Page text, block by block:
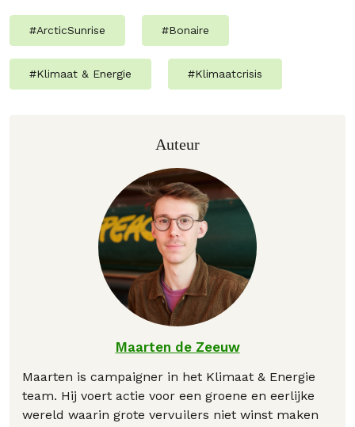
#ArcticSunrise #Bonaire
#Klimaat & Energie #Klimaatcrisis
Auteur
Maarten de Zeeuw
Maarten is campaigner in het Klimaat & Energie
team. Hij voert actie voor een groene en eerlijke
wereld waarin grote vervuilers niet winst maken